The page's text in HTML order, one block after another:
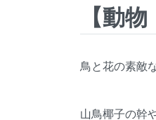
【動
鳥と花の素敵
山鳥椰子の幹